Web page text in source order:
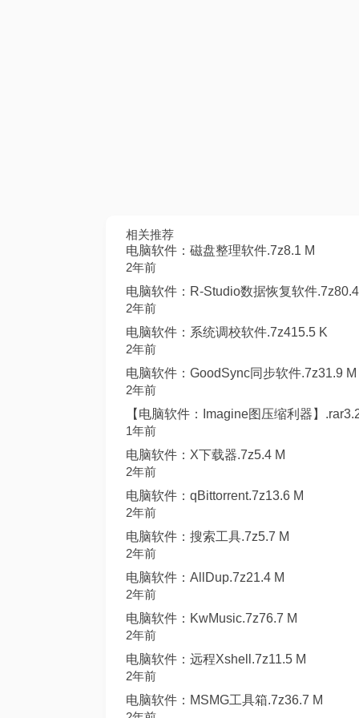
相关推荐
电脑软件：磁盘整理软件.7z8.1 M
2年前
电脑软件：R-Studio数据恢复软件
2年前
电脑软件：系统调校软件.7z415.5 K
2年前
电脑软件：GoodSync同步软件.7z31.9 M
2年前
【电脑软件：Imagine图压缩利器】
1年前
电脑软件：X下载器.7z5.4 M
2年前
电脑软件：qBittorrent.7z13.6 M
2年前
电脑软件：搜索工具.7z5.7 M
2年前
电脑软件：AllDup.7z21.4 M
2年前
电脑软件：KwMusic.7z76.7 M
2年前
电脑软件：远程Xshell.7z11.5 M
2年前
电脑软件：MSMG工具箱.7z36.7 M